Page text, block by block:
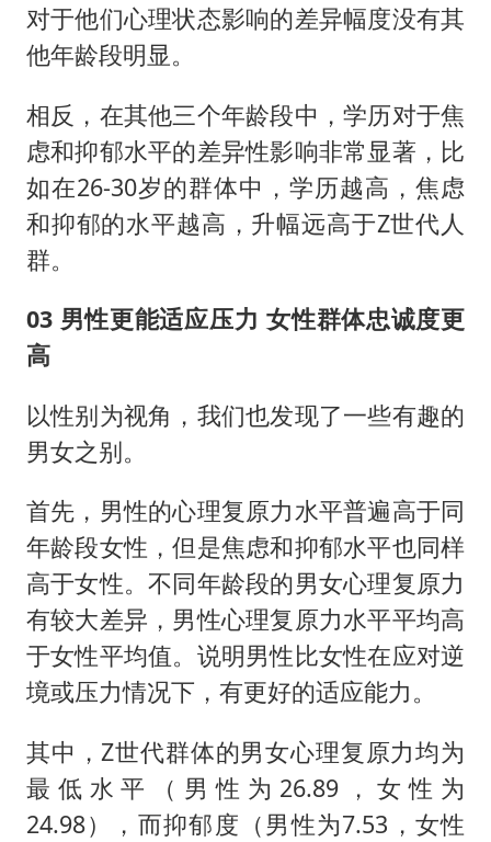
对于他们心理状态影响的差异幅度没有其
他年龄段明显。
相反，在其他三个年龄段中，学历对于焦
虑和抑郁水平的差异性影响非常显著，比
如在26-30岁的群体中，学历越高，焦虑
和抑郁的水平越高，升幅远高于Z世代人
群。
03 男性更能适应压力 女性群体忠诚度更
高
以性别为视角，我们也发现了一些有趣的
男女之别。
首先，男性的心理复原力水平普遍高于同
年龄段女性，但是焦虑和抑郁水平也同样
高于女性。不同年龄段的男女心理复原力
有较大差异，男性心理复原力水平平均高
于女性平均值。说明男性比女性在应对逆
境或压力情况下，有更好的适应能力。
其中，Z世代群体的男女心理复原力均为
最低水平（男性为26.89，女性为
24.98），而抑郁度（男性为7.53，女性